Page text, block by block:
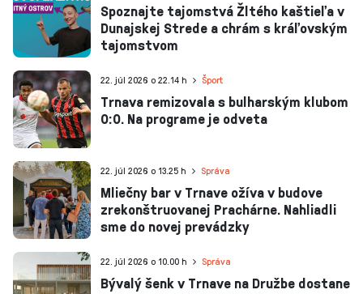
Spoznajte tajomstvá Žltého kaštieľa v
Dunajskej Strede a chrám s kráľovským
tajomstvom
Trnava remizovala s bulharským klubom
0:0. Na programe je odveta
22. júl 2026 o 22.14 h Šport
Mliečny bar v Trnave ožíva v budove
zrekonštruovanej Prachárne. Nahliadli
sme do novej prevádzky
22. júl 2026 o 13.25 h Správa
Bývalý šenk v Trnave na Družbe dostane
22. júl 2026 o 10.00 h Správa